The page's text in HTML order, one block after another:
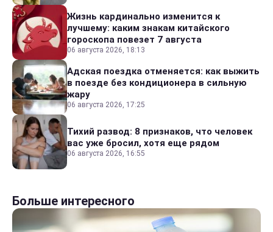
Жизнь кардинально изменится к
лучшему: каким знакам китайского
гороскопа повезет 7 августа
06 августа 2026, 18:13
Адская поездка отменяется: как выжить
в поезде без кондиционера в сильную
жару
06 августа 2026, 17:25
Тихий развод: 8 признаков, что человек
вас уже бросил, хотя еще рядом
06 августа 2026, 16:55
Больше интересного